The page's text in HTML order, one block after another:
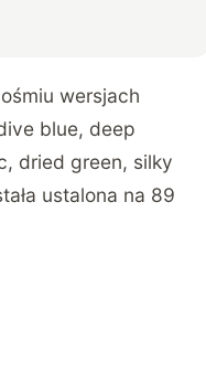
wersjach
blue, deep
dried green, silky
ustalona na 89